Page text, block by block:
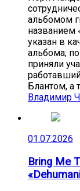
альбомом
названием
указан в
альбома;
приняли
Блантом, а
Владимир
01.07.2026
Bring Me